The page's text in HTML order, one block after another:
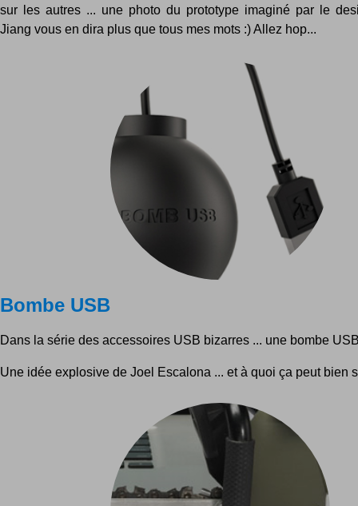
sur les autres ... une photo du prototype imaginé par le
Jiang vous en dira plus que tous mes mots :) Allez hop...
Bombe USB
Dans la série des accessoires USB bizarres ... une bombe
Une idée explosive de Joel Escalona ... et à quoi ça peut bien